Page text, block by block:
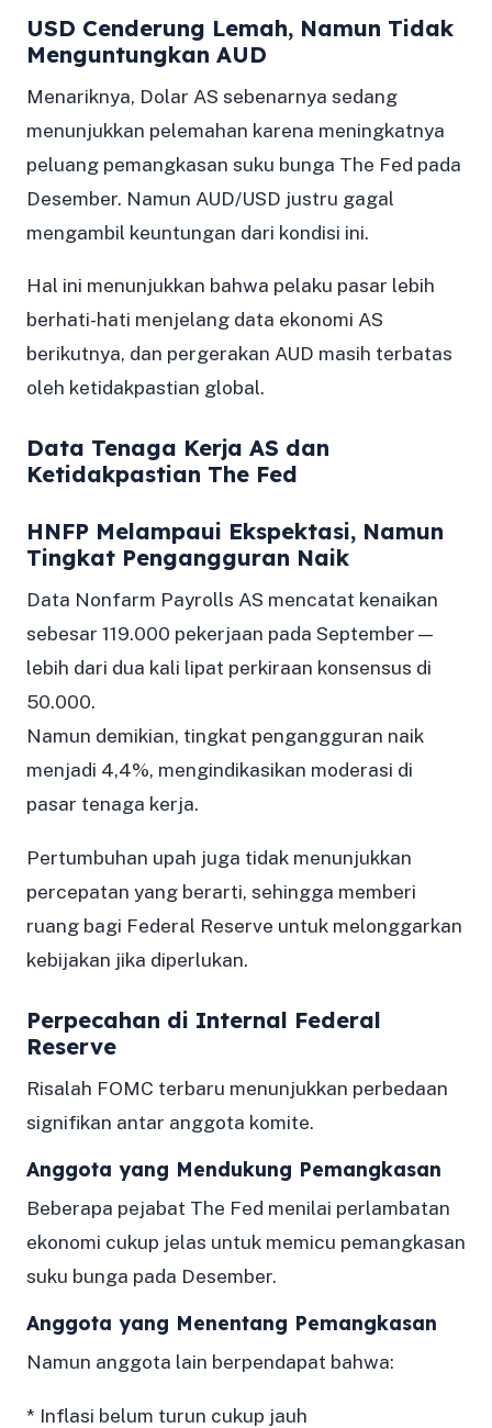
USD Cenderung Lemah, Namun Tidak
Menguntungkan AUD
Menariknya, Dolar AS sebenarnya sedang
menunjukkan pelemahan karena meningkatnya
peluang pemangkasan suku bunga The Fed pada
Desember. Namun AUD/USD justru gagal
mengambil keuntungan dari kondisi ini.
Hal ini menunjukkan bahwa pelaku pasar lebih
berhati-hati menjelang data ekonomi AS
berikutnya, dan pergerakan AUD masih terbatas
oleh ketidakpastian global.
Data Tenaga Kerja AS dan
Ketidakpastian The Fed
HNFP Melampaui Ekspektasi, Namun
Tingkat Pengangguran Naik
Data Nonfarm Payrolls AS mencatat kenaikan
sebesar 119.000 pekerjaan pada September—
lebih dari dua kali lipat perkiraan konsensus di
50.000.
Namun demikian, tingkat pengangguran naik
menjadi 4,4%, mengindikasikan moderasi di
pasar tenaga kerja.
Pertumbuhan upah juga tidak menunjukkan
percepatan yang berarti, sehingga memberi
ruang bagi Federal Reserve untuk melonggarkan
kebijakan jika diperlukan.
Perpecahan di Internal Federal
Reserve
Risalah FOMC terbaru menunjukkan perbedaan
signifikan antar anggota komite.
Anggota yang Mendukung Pemangkasan
Beberapa pejabat The Fed menilai perlambatan
ekonomi cukup jelas untuk memicu pemangkasan
suku bunga pada Desember.
Anggota yang Menentang Pemangkasan
Namun anggota lain berpendapat bahwa:
* Inflasi belum turun cukup jauh